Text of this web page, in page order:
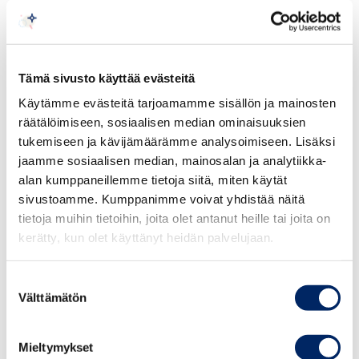
Tämä sivusto käyttää evästeitä
Käytämme evästeitä tarjoamamme sisällön ja mainosten
räätälöimiseen, sosiaalisen median ominaisuuksien
tukemiseen ja kävijämäärämme analysoimiseen. Lisäksi
jaamme sosiaalisen median, mainosalan ja analytiikka-
alan kumppaneillemme tietoja siitä, miten käytät
sivustoamme. Kumppanimme voivat yhdistää näitä
tietoja muihin tietoihin, joita olet antanut heille tai joita on
kerätty, kun olet käyttänyt heidän palvelujaan.
valinta
Välttämätön
Mieltymykset
Venekauppaa tehdään toisinaan myös veneillä, jotka on
korjausta on usein vaikea havaita ulkopuolelta.
”Asiantuntija osaa etsiä veneen sisältä merkkejä
korjauksesta. Veneen arvoa ei välttämättä alenna korjaus,
joka on tehty ammattitaitoisesti. On toki mahdollista,
ettei korjauksia viedä loppuun sisätiloissa, joihin ei
normaalisti pääse. Kannattaa kääntyä asiantuntijan
puoleen, mikäli epäilet vaurioita”, sanoo Tirkkonen.
Keväällä veneen huoltotoimenpiteisiin kuuluu akkujen
tarvittaessa. Lisäksi polttoainejärjestelmän huoltaminen